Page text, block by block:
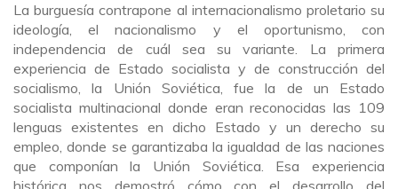
La burguesía contrapone al internacionalismo proletario su
ideología, el nacionalismo y el oportunismo, con
independencia de cuál sea su variante. La primera
experiencia de Estado socialista y de construcción del
socialismo, la Unión Soviética, fue la de un Estado
socialista multinacional donde eran reconocidas las 109
lenguas existentes en dicho Estado y un derecho su
empleo, donde se garantizaba la igualdad de las naciones
que componían la Unión Soviética. Esa experiencia